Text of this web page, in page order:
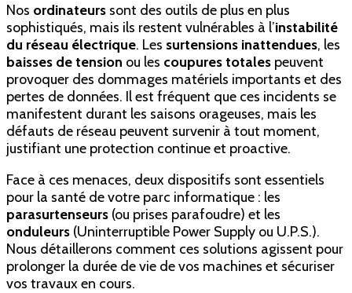
Nos ordinateurs sont des outils de plus en plus
sophistiqués, mais ils restent vulnérables à l’instabilité
du réseau électrique. Les surtensions inattendues, les
baisses de tension ou les coupures totales peuvent
provoquer des dommages matériels importants et des
pertes de données. Il est fréquent que ces incidents se
manifestent durant les saisons orageuses, mais les
défauts de réseau peuvent survenir à tout moment,
justifiant une protection continue et proactive.
Face à ces menaces, deux dispositifs sont essentiels
pour la santé de votre parc informatique : les
parasurtenseurs (ou prises parafoudre) et les
onduleurs (Uninterruptible Power Supply ou U.P.S.).
Nous détaillerons comment ces solutions agissent pour
prolonger la durée de vie de vos machines et sécuriser
vos travaux en cours.